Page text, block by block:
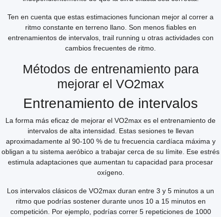
Ten en cuenta que estas estimaciones funcionan mejor al correr a
ritmo constante en terreno llano. Son menos fiables en
entrenamientos de intervalos, trail running u otras actividades con
cambios frecuentes de ritmo.
Métodos de entrenamiento para
mejorar el VO2max
Entrenamiento de intervalos
La forma más eficaz de mejorar el VO2max es el entrenamiento de
intervalos de alta intensidad. Estas sesiones te llevan
aproximadamente al 90-100 % de tu frecuencia cardíaca máxima y
obligan a tu sistema aeróbico a trabajar cerca de su límite. Ese estrés
estimula adaptaciones que aumentan tu capacidad para procesar
oxígeno.
Los intervalos clásicos de VO2max duran entre 3 y 5 minutos a un
ritmo que podrías sostener durante unos 10 a 15 minutos en
competición. Por ejemplo, podrías correr 5 repeticiones de 1000